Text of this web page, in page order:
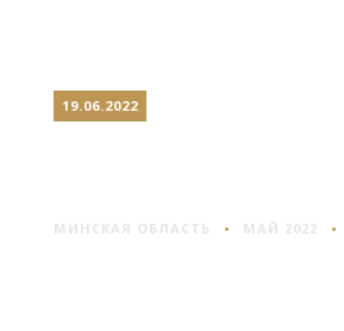
19.06.2022
МИНСКАЯ ОБЛАСТЬ МАЙ 2022